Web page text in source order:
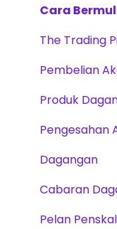
Cara
The Trading
Pembelian
Produk
Pengesahan
Dagangan
Cabaran
Pelan